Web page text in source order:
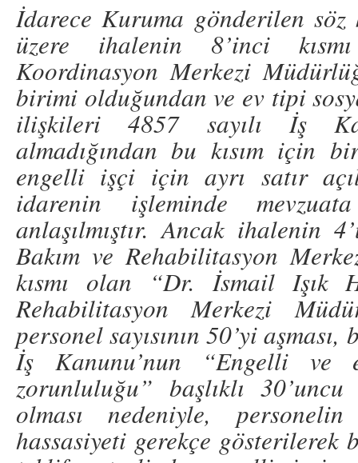
İdarece Kuruma gönderilen
üzere ihalenin 8’inci
Koordinasyon Merkezi
birimi olduğundan ve ev tipi
ilişkileri 4857 sayılı İş
almadığından bu kısım için
engelli işçi için ayrı satır
idarenin işleminde mevzuata
anlaşılmıştır. Ancak ihalenin
Bakım ve Rehabilitasyon
kısmı olan “Dr. İsmail Işık
Rehabilitasyon Merkezi
personel sayısının 50’yi
İş Kanunu’nun “Engelli ve
zorunluluğu” başlıklı
olması nedeniyle, personelin
hassasiyeti gerekçe gösterilerek